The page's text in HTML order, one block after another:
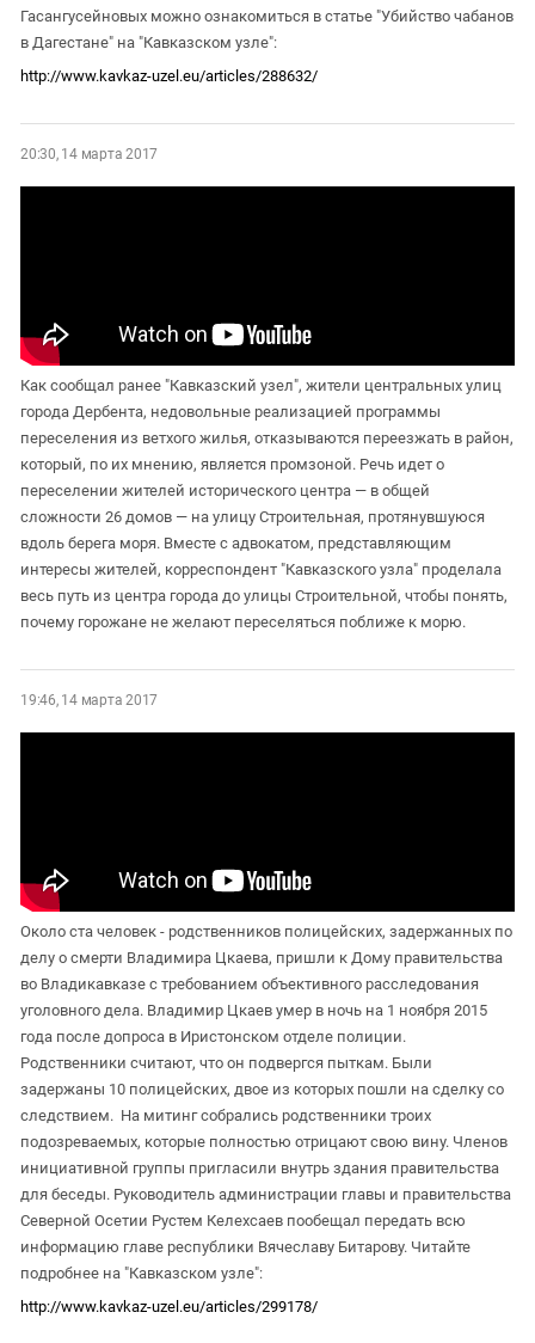
Гасангусейновых можно ознакомиться в статье "Убийство чабанов
в Дагестане" на "Кавказском узле":
http://www.kavkaz-uzel.eu/articles/288632/
20:30, 14 марта 2017
Как сообщал ранее "Кавказский узел", жители центральных улиц
города Дербента, недовольные реализацией программы
переселения из ветхого жилья, отказываются переезжать в район,
который, по их мнению, является промзоной. Речь идет о
переселении жителей исторического центра — в общей
сложности 26 домов — на улицу Строительная, протянувшуюся
вдоль берега моря. Вместе с адвокатом, представляющим
интересы жителей, корреспондент "Кавказского узла" проделала
весь путь из центра города до улицы Строительной, чтобы понять,
почему горожане не желают переселяться поближе к морю.
19:46, 14 марта 2017
Около ста человек - родственников полицейских, задержанных по
делу о смерти Владимира Цкаева, пришли к Дому правительства
во Владикавказе с требованием объективного расследования
уголовного дела. Владимир Цкаев умер в ночь на 1 ноября 2015
года после допроса в Иристонском отделе полиции.
Родственники считают, что он подвергся пыткам. Были
задержаны 10 полицейских, двое из которых пошли на сделку со
следствием. На митинг собрались родственники троих
подозреваемых, которые полностью отрицают свою вину. Членов
инициативной группы пригласили внутрь здания правительства
для беседы. Руководитель администрации главы и правительства
Северной Осетии Рустем Келехсаев пообещал передать всю
информацию главе республики Вячеславу Битарову. Читайте
подробнее на "Кавказском узле":
http://www.kavkaz-uzel.eu/articles/299178/